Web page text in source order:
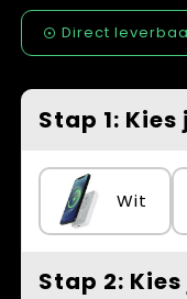
Veiligheid, Auto
Bedrijfskleding
Direct
Stap 1: Kies
Wit
Stap 2: